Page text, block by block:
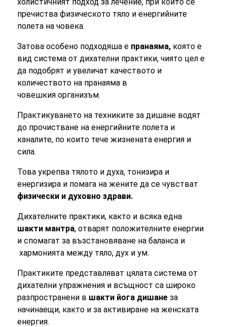
пречиства физическото тяло и енергийните
полета на човека.
Затова особено подходяша е пранаяма, която е
вид система от дихателни практики, чиято цел е
да подобрят и увеличат качеството и
количеството на пранаяма в
човешкия организъм.
Практикуването на техниките за дишане водят
до прочистване на енергийните полета и
каналите, по които тече жизнената енергия и
сила.
Това укрепва тялото и духа, тонизира и
енергизира и помага на жените да се чувстват
физически и духовно здрави.
Дихателните практики, както и всяка една
шакти мантра,отварят положителните енергии
и спомагат за възстановяване на баланса и
хармонията между тяло, дух и ум.
Практиките представляват цялатасистема от
дихателни упражнения и всъщност са широко
разпространени в шакти йога дишане за
начинаещи, както и заактивиране на женската
енергия.